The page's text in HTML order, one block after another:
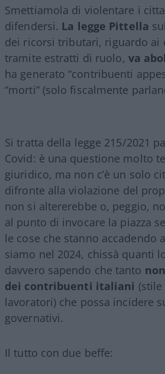
Smettiamola di violentare i
difendersi. La legge Pittella
dei ricorsi tributari, riguardo ai
tramite estratti di ruolo, va
ha generato “contribuenti
“morti” (solo fiscalmente
Si tratta della legge 215/2021
Covid: è una questione molto
giuridico, ma non c’è un solo
difronte alla violazione del
non si altererebbe o, peggio,
al punto di invocare la piazza
le cose che stanno accadendo
siamo nel 2024, chissà quanti
davvero sapendo che tanto
dei contribuenti italiani
lavoratori) che possa incidere
governativi.
Il tutto con due beffe: